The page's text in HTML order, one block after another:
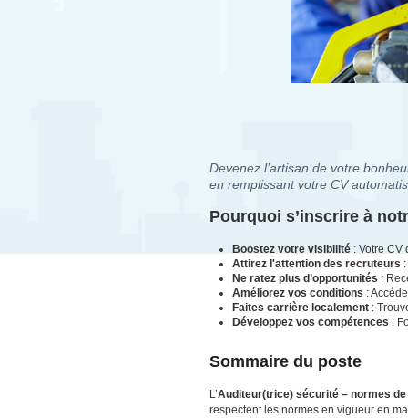
Devenez l’artisan de votre
en remplissant votre CV
Pourquoi s’inscrire à
Boostez votre visibilité : Votre CV
Attirez l'attention des recruteurs
Ne ratez plus d’opportunités :
Améliorez vos conditions :
Faites carrière localement :
Développez vos compétences :
Sommaire du poste
L’Auditeur(trice) sécurité – normes
respectent les normes en vigueur en